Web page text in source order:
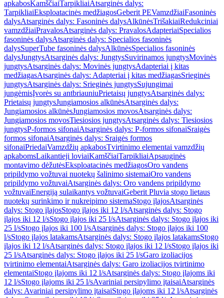
apkabosKamščiaiTarpikliaiAtsarginės dalys:
TarpikliaiEksploatacinės medžiagosGeberit PEVamzdžiaiFasoninės
dalysAtsarginės dalys: Fasoninės dalysAlkūnėsTrišakiaiRedukciniai
vamzdžiaiPravalosAtsarginės dalys: PravalosAdapteriaiSpecialios
fasoninės dalysAtsarginės dalys: Specialios fasoninės
dalysSuperTube fasoninės dalysAlkūnėsSpecialios fasoninės
dalysJungtysAtsarginės dalys: JungtysSuvirinamos jungtysMovinės
jungtysAtsarginės dalys: Movinės jungtysAdapteriai į kitas
medžiagasAtsarginės dalys: Adapteriai į kitas medžiagasSrieginės
jungtysAtsarginės dalys: Srieginės jungtysSujungimai
jungėmisĮvorės su antbriauniuPrietaisų jungtysAtsarginės dalys:
Prietaisų jungtysJungiamosios alkūnėsAtsarginės dalys:
Jungiamosios alkūnėsJungiamosios movosAtsarginės dalys:
Jungiamosios movosTiesiosios jungtysAtsarginės dalys: Tiesiosios
jungtysP-formos sifonaiAtsarginės dalys: P-formos sifonaiSraigės
formos sifonaiAtsarginės dalys: Sraigės formos
sifonaiPriedaiVamzdžių apkabosTvirtinimo elementai vamzdžių
apkabomsLaikantieji loviaiKamščiaiTarpikliaiApsauginės
montavimo dėžutėsEksploatacinės medžiagosOro vandens
pripildymo vožtuvai nuotekų šalinimo sistemaiOro vandens
pripildymo vožtuvaiAtsarginės dalys: Oro vandens pripildymo
vožtuvaiEnergiją sulaikantys vožtuvaiGeberit Pluvia stogo lietaus
nuotekų surinkimo ir nukreipimo sistemaStogo įlajosAtsarginės
dalys: Stogo įlajosStogo įlajos iki 12 l/sAtsarginės dalys: Stogo
įlajos iki 12 l/sStogo įlajos iki 25 l/sAtsarginės dalys: Stogo įlajos iki
25 l/sStogo įlajos iki 100 l/sAtsarginės dalys: Stogo įlajos iki 100
l/sStogo įlajos latakamsAtsarginės dalys: Stogo įlajos latakamsStogo
įlajos iki 12 l/sAtsarginės dalys: Stogo įlajos iki 12 l/sStogo įlajos iki
25 l/sAtsarginės dalys: Stogo įlajos iki 25 l/sGaro izoliacijos
tvirtinimo elementaiAtsarginės dalys: Garo izoliacijos tvirtinimo
elementaiStogo įlajoms iki 12 l/sAtsarginės dalys: Stogo įlajoms iki
12 l/sStogo įlajoms iki 25 l/sAvariniai persipylimo įtaisaiAtsarginės
dalys: Avariniai persipylimo įtaisaiStogo įlajoms iki 12 l/sAtsarginės